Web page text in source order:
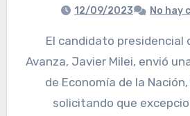
12/09/2023 No hay
El candidato presidencial de La Libertad
Avanza, Javier Milei, envió
de Economía de la
solicitando que